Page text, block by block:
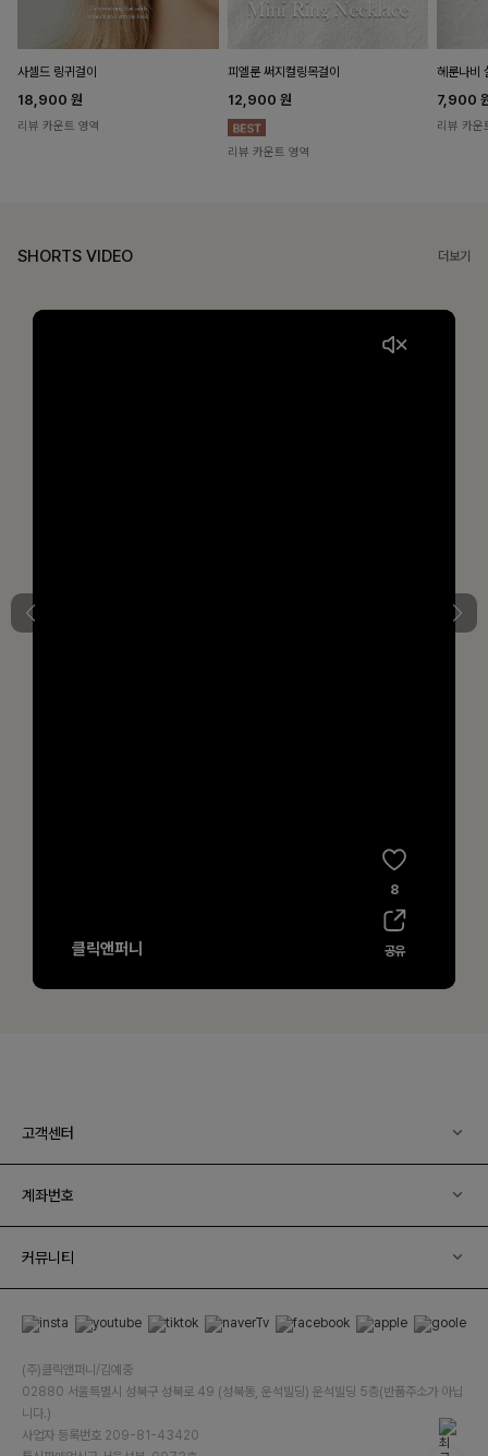
사셀드 링귀걸이
18,900 원
리뷰 카운트 영역
피엘룬 써지컬링목걸이
12,900 원
리뷰 카운트 영역
헤룬나비
7,900
리뷰 카운
SHORTS VIDEO 더보기
고객센터
계좌번호
커뮤니티
(주)클릭앤퍼니/김예중
02880 서울특별시 성북구 성북로 49 (성북동, 운석빌딩) 운석빌딩 5층(반품주소가 아닙
니다.)
사업자 등록번호 209-81-43420